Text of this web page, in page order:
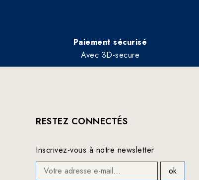
Paiement sécurisé
Avec 3D-secure
RESTEZ CONNECTÉS
Inscrivez-vous à notre newsletter